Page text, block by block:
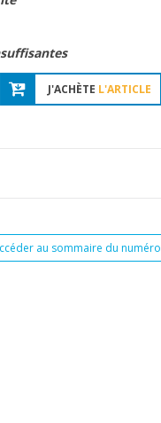
J'ACHÈTE L'ARTICLE
au sommaire du numéro